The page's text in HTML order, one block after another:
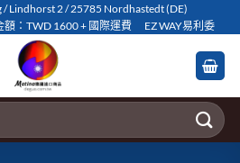
Lindhorst 2 / 25785 Nordhastedt (DE)
：TWD 1600 + 國際運費
EZ WAY易利委